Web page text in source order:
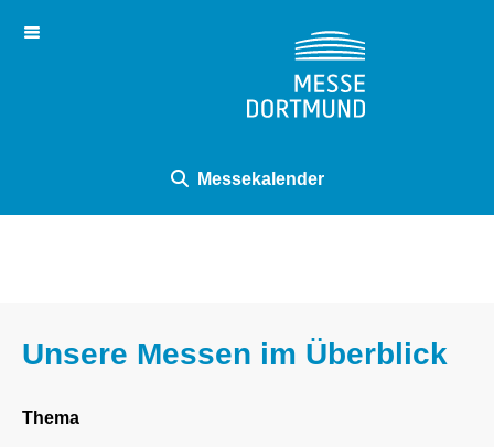
Ihre Messe bei uns
Virtueller Rundgang
Messekalender
Unsere Messen im Überblick
Thema